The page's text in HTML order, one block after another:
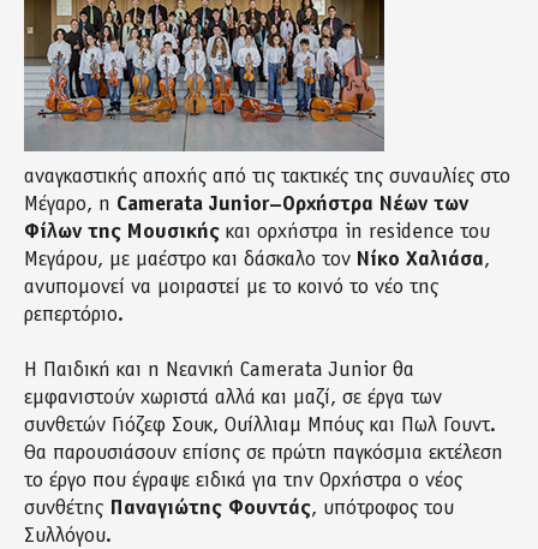
αναγκαστικής αποχής από τις τακτικές της συναυλίες στο
Μέγαρο, η Camerata Junior–Ορχήστρα Νέων των
Φίλων της Μουσικής και ορχήστρα in residence του
Μεγάρου, με μαέστρο και δάσκαλο τον Νίκο Χαλιάσα,
ανυπομονεί να μοιραστεί με το κοινό το νέο της
ρεπερτόριο.
Η Παιδική και η Νεανική Camerata Junior θα
εμφανιστούν χωριστά αλλά και μαζί, σε έργα των
συνθετών Γιόζεφ Σουκ, Ουίλλιαμ Μπόυς και Πωλ Γουντ.
Θα παρουσιάσουν επίσης σε πρώτη παγκόσμια εκτέλεση
το έργο που έγραψε ειδικά για την Ορχήστρα ο νέος
συνθέτης Παναγιώτης Φουντάς, υπότροφος του
Συλλόγου.